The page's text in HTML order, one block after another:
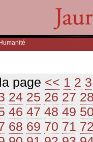
page << 1 2 3
24 25 26 27
46 47 48 49
68 69 70 71